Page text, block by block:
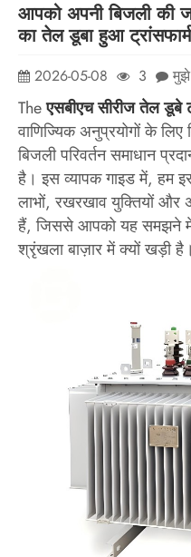
आपको अपनी बिजली की
का तेल डूबा हुआ
2026-05-08 3
Theएसबीएच सीरीज तेल डूबे
वाणिज्यिक अनुप्रयोगों के
बिजली परिवर्तन समाधान
है। इस व्यापक गाइड में, हम
लाभों, रखरखाव युक्तियों और
हैं, जिससे आपको यह समझने में
श्रृंखला बाज़ार में क्यों खड़ी है।